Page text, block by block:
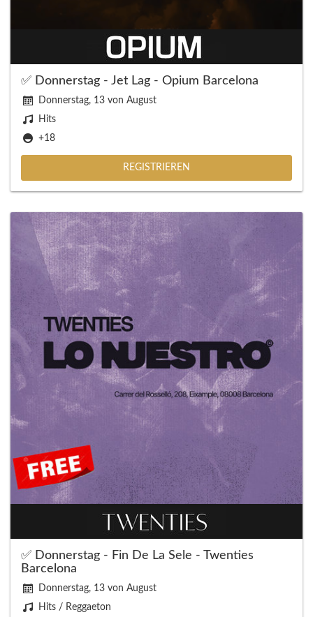
✅ Donnerstag - Jet Lag - Opium Barcelona
Donnerstag, 13 von August
Hits
+18
REGISTRIEREN
✅ Donnerstag - Fin De La Sele - Twenties
Barcelona
Donnerstag, 13 von August
Hits / Reggaeton